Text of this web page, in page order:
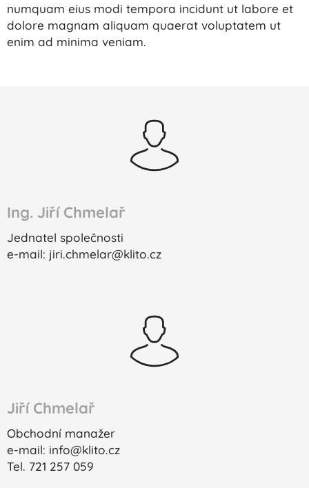
numquam eius modi tempora incidunt ut labore et
dolore magnam aliquam quaerat voluptatem ut
enim ad minima veniam.
Ing. Jiří Chmelař
Jednatel společnosti
e-mail: jiri.chmelar@klito.cz
Jiří Chmelař
Obchodní manažer
e-mail: info@klito.cz
Tel. 721 257 059